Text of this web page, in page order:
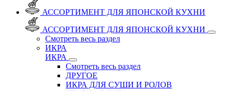
АССОРТИМЕНТ ДЛЯ ЯПОНСКОЙ КУХНИ
АССОРТИМЕНТ ДЛЯ ЯПОНСКОЙ КУХНИ
Смотреть весь раздел
ИКРА
ИКРА
Смотреть весь раздел
ДРУГОЕ
ИКРА ДЛЯ СУШИ И РОЛОВ